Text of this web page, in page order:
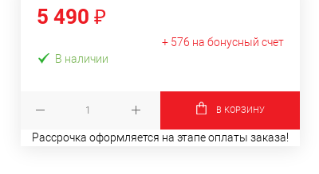
5 490 ₽
+ 576 на бонусный счет
В наличии
В КОРЗИНУ
Рассрочка оформляется на этапе оплаты заказа!